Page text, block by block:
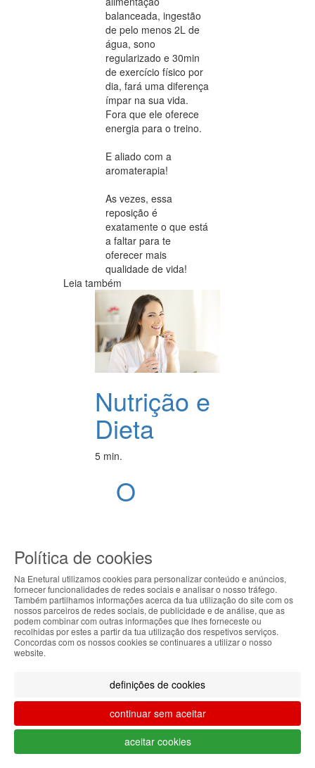
balanceada, ingestão
de pelo menos 2L de
água, sono
regularizado e 30min
de exercício físico por
dia, fará uma diferença
ímpar na sua vida.
Fora que ele oferece
energia para o treino.
E aliado com a
aromaterapia!
As vezes, essa
reposição é
exatamente o que está
a faltar para te
oferecer mais
qualidade de vida!
Leia também
Nutrição e
Dieta
5 min.
O
dos
Suplementos
Desportivos:
O Guia
Descomplicado
para
uma
Vida
ABOUT THE COOKIES
Enetural handles information about your visit using
cookies that improve the performance of the
website, facilitate sharing via social networks and
continuing to browse our site, you accept the use of
these cookies. For more information, see our
Privacy and Cookie Policy. You can configure your
preferences in Cookie settings.
Accepted
Política de cookies
Na Enetural utilizamos cookies para personalizar conteúdo e anúncios,
fornecer funcionalidades de redes sociais e analisar o nosso tráfego.
Também partilhamos informações acerca da tua utilização do site com os
nossos parceiros de redes sociais, de publicidade e de análise, que as
podem combinar com outras informações que lhes forneceste ou
recolhidas por estes a partir da tua utilização dos respetivos serviços.
Concordas com os nossos cookies se continuares a utilizar o nosso
website.
definições de cookies
continuar sem aceitar
aceitar cookies